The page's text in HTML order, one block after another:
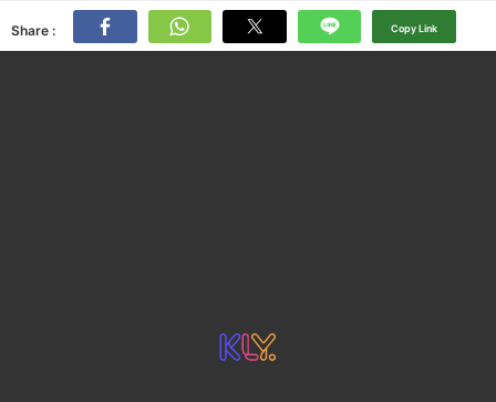
Share : Copy Link